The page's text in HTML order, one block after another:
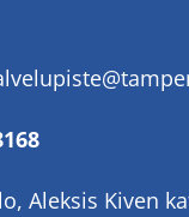
Aleksis Kiven